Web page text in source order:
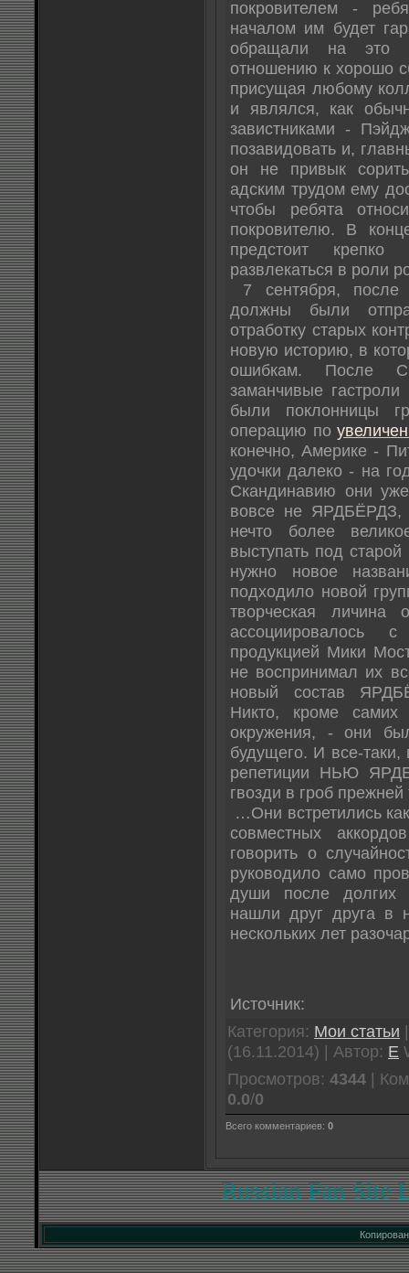
покровителем -
началом им будет
обращали на это
отношению к хорошо
присущая любому
и являлся, как
завистниками -
позавидовать и,
он не привык
адским трудом ему
чтобы ребята
покровителю. В
предстоит
развлекаться в роли
7 сентября, после
должны были
отработку старых
новую историю, в
ошибкам. После
заманчивые
были поклонницы
операцию по
конечно, Америке -
удочки далеко - на
Скандинавию они
вовсе не
нечто более
выступать под
нужно новое
подходило новой
творческая
ассоциировалось
продукцией Мики
не воспринимал их
новый состав
Никто, кроме
окружения, - они
будущего. И все-
репетиции НЬЮ
гвозди в гроб
…Они встретились
совместных
говорить о
руководило само
души после долгих
нашли друг друга в
нескольких лет
Источник:
Категория: Мои статьи
(16.11.2014) | Автор: E
Просмотров: 4344 |
0.0/0
Всего комментариев: 0
Russian Fan Site